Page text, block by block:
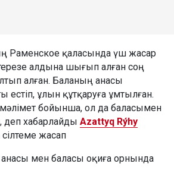
Раменское қаласында үш жасар
алдына шығып алған соң
алған. Баланың анасы
естіп, ұлын құтқаруға ұмтылған.
бойынша, ол да баласымен
деп хабарлайды Azattyq Rýhy
сілтеме жасап
мен баласы оқиға орнында